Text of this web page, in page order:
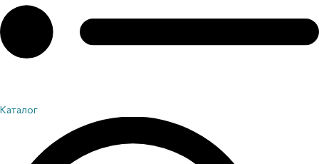
Каталог